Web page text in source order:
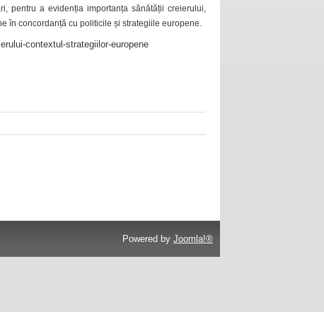
pentru a evidenția importanța sănătății creierului,
în concordanță cu politicile și strategiile europene.
contextul-strategiilor-europene
Powered by Joomla!®